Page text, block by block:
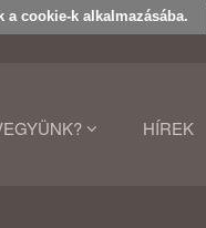
cookie-k alkalmazásába.
HÍREK